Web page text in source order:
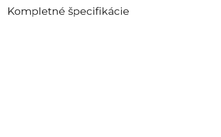
Kompletné špecifikácie